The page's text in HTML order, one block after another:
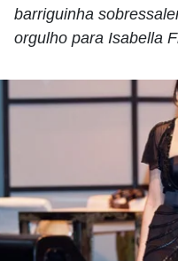
barriguinha
orgulho para Isabella